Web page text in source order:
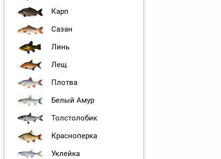
Карп
Сазан
Линь
Лещ
Плотва
Белый Амур
Толстолобик
Красноперка
Уклейка